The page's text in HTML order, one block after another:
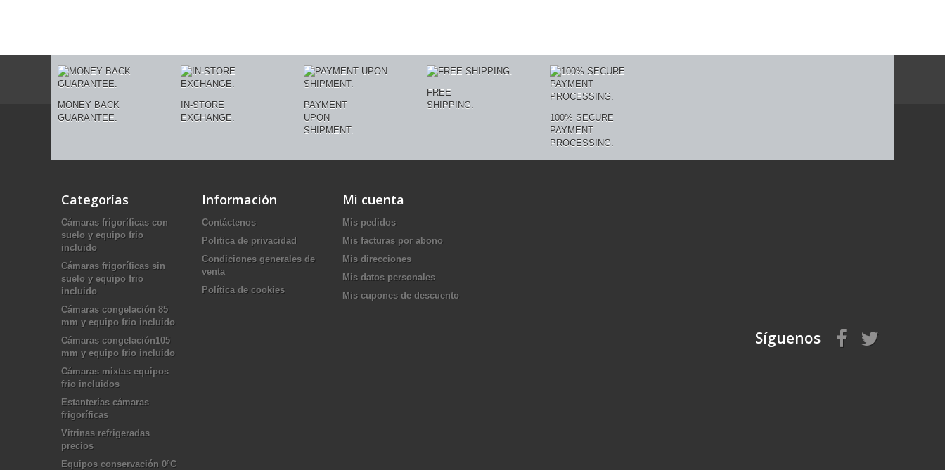
MONEY BACK
GUARANTEE.
IN-STORE
EXCHANGE.
PAYMENT
UPON
SHIPMENT.
FREE
SHIPPING.
100% SECURE
PAYMENT
PROCESSING.
Categorías
Cámaras frigoríficas con
suelo y equipo frio
incluido
Cámaras frigoríficas sin
suelo y equipo frio
incluido
Cámaras congelación 85
mm y equipo frio incluido
Cámaras congelación105
mm y equipo frio incluido
Cámaras mixtas equipos
frio incluidos
Estanterías cámaras
frigoríficas
Vitrinas refrigeradas
precios
Equipos conservación 0ºC
Información
Contáctenos
Politica de privacidad
Condiciones generales de
venta
Política de cookies
Mi cuenta
Mis pedidos
Mis facturas por abono
Mis direcciones
Mis datos personales
Mis cupones de descuento
Síguenos